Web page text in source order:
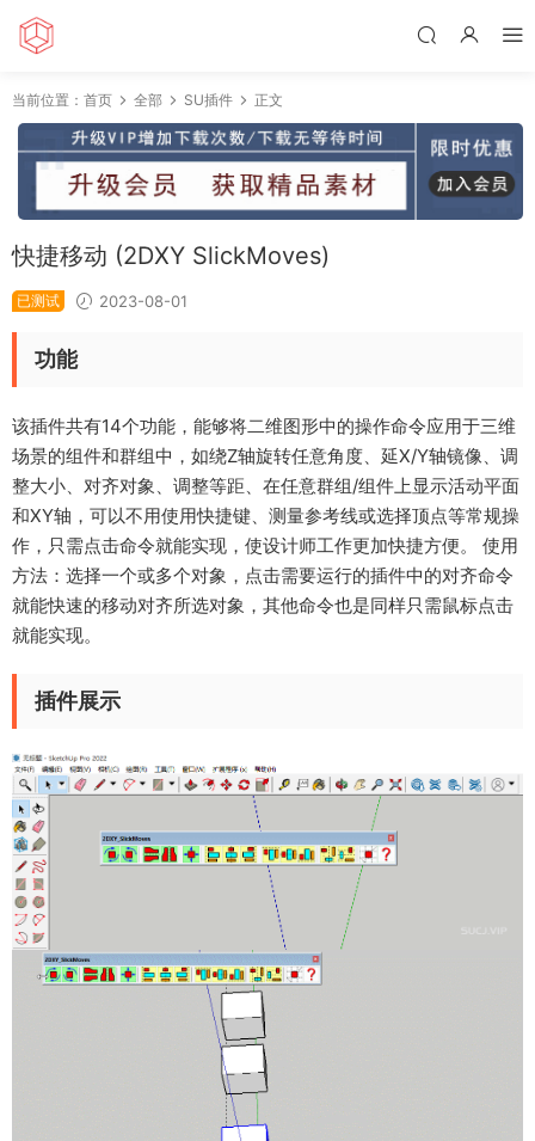
当前位置： 首页 全部 SU插件 正文
快捷移动 (2DXY SlickMoves)
已测试 2023-08-01
功能
该插件共有14个功能，能够将二维图形中的操作命令应用于三维
场景的组件和群组中，如绕Z轴旋转任意角度、延X/Y轴镜像、调
整大小、对齐对象、调整等距、在任意群组/组件上显示活动平面
和XY轴，可以不用使用快捷键、测量参考线或选择顶点等常规操
作，只需点击命令就能实现，使设计师工作更加快捷方便。 使用
方法：选择一个或多个对象，点击需要运行的插件中的对齐命令
就能快速的移动对齐所选对象，其他命令也是同样只需鼠标点击
就能实现。
插件展示